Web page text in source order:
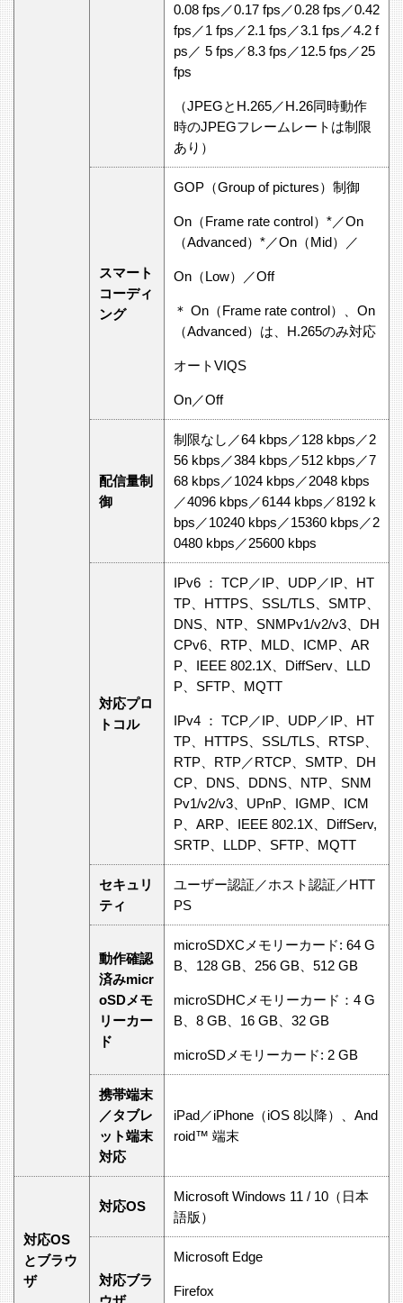
0.08 fps／0.17 fps／0.28 fps／0.42
fps／1 fps／2.1 fps／3.1 fps／4.2 f
ps／ 5 fps／8.3 fps／12.5 fps／25
fps
（JPEGとH.265／H.26同時動作
時のJPEGフレームレートは制限
あり）
スマート
コーディ
ング
GOP（Group of pictures）制御
On（Frame rate control）*／On
（Advanced）*／On（Mid）／
On（Low）／Off
＊ On（Frame rate control）、On
（Advanced）は、H.265のみ対応
オートVIQS
On／Off
配信量制
御
制限なし／64 kbps／128 kbps／2
56 kbps／384 kbps／512 kbps／7
68 kbps／1024 kbps／2048 kbps
／4096 kbps／6144 kbps／8192 k
bps／10240 kbps／15360 kbps／2
0480 kbps／25600 kbps
対応プロ
トコル
IPv6 ： TCP／IP、UDP／IP、HT
TP、HTTPS、SSL/TLS、SMTP、
DNS、NTP、SNMPv1/v2/v3、DH
CPv6、RTP、MLD、ICMP、AR
P、IEEE 802.1X、DiffServ、LLD
P、SFTP、MQTT
IPv4 ： TCP／IP、UDP／IP、HT
TP、HTTPS、SSL/TLS、RTSP、
RTP、RTP／RTCP、SMTP、DH
CP、DNS、DDNS、NTP、SNM
Pv1/v2/v3、UPnP、IGMP、ICM
P、ARP、IEEE 802.1X、DiffServ,
SRTP、LLDP、SFTP、MQTT
セキュリ
ティ
ユーザー認証／ホスト認証／HTT
PS
動作確認
済みmicr
oSDメモ
リーカー
ド
microSDXCメモリーカード: 64 G
B、128 GB、256 GB、512 GB
microSDHCメモリーカード：4 G
B、8 GB、16 GB、32 GB
microSDメモリーカード: 2 GB
携帯端末
／タブレ
ット端末
対応
iPad／iPhone（iOS 8以降）、And
roid™ 端末
対応OS
とブラウ
ザ
対応OS
Microsoft Windows 11 / 10（日本
語版）
対応ブラ
Microsoft Edge
Firefox